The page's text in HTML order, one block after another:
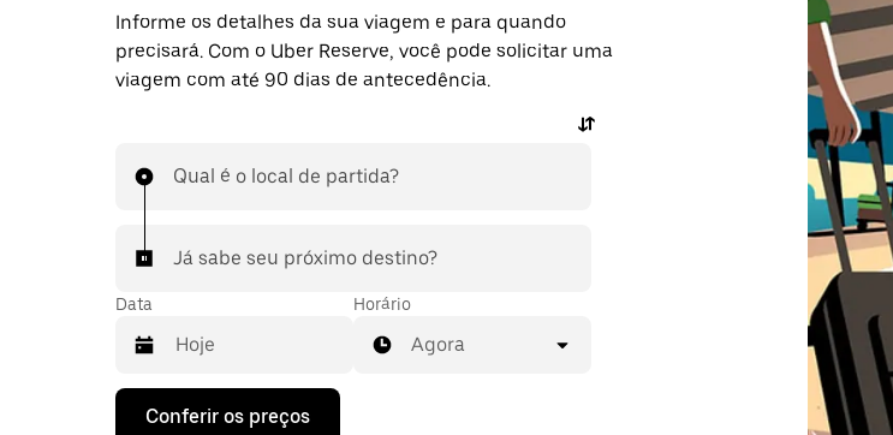
Informe os detalhes da sua viagem e para quando
precisará. Com o Uber Reserve, você pode solicitar uma
viagem com até 90 dias de antecedência.
Qual é o local de partida?
Já sabe seu próximo destino?
Data
Pressione
Horário
Agora
Conferir os preços